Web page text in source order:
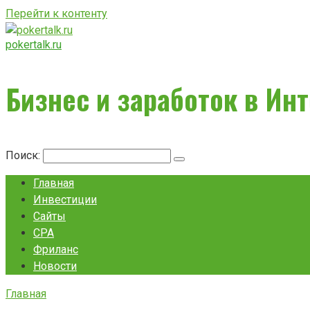
Перейти к контенту
pokertalk.ru
Бизнес и заработок в
Поиск:
Главная
Инвестиции
Сайты
CPA
Фриланс
Новости
Главная